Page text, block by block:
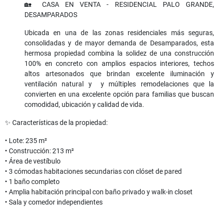
🏡 CASA EN VENTA - RESIDENCIAL PALO GRANDE,
DESAMPARADOS
Ubicada en una de las zonas residenciales más seguras,
consolidadas y de mayor demanda de Desamparados, esta
hermosa propiedad combina la solidez de una construcción
100% en concreto con amplios espacios interiores, techos
altos artesonados que brindan excelente iluminación y
ventilación natural y y múltiples remodelaciones que la
convierten en una excelente opción para familias que buscan
comodidad, ubicación y calidad de vida.
✨ Características de la propiedad:
• Lote: 235 m²
• Construcción: 213 m²
• Área de vestíbulo
• 3 cómodas habitaciones secundarias con clóset de pared
• 1 baño completo
• Amplia habitación principal con baño privado y walk-in closet
• Sala y comedor independientes